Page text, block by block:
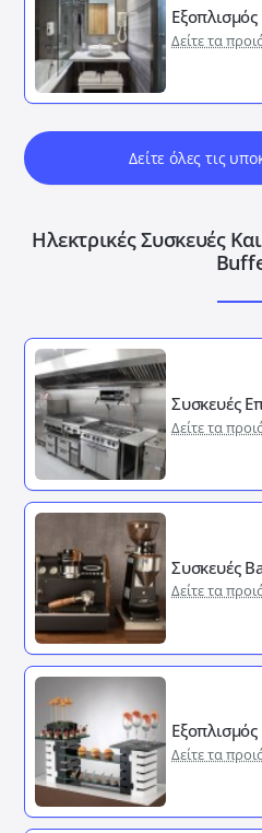
Δείτε τα
Δείτε όλες τις
Ηλεκτρικές Συσκευές
Συσκευές
Δείτε τα
Συσκευές
Δείτε τα
Δείτε τα